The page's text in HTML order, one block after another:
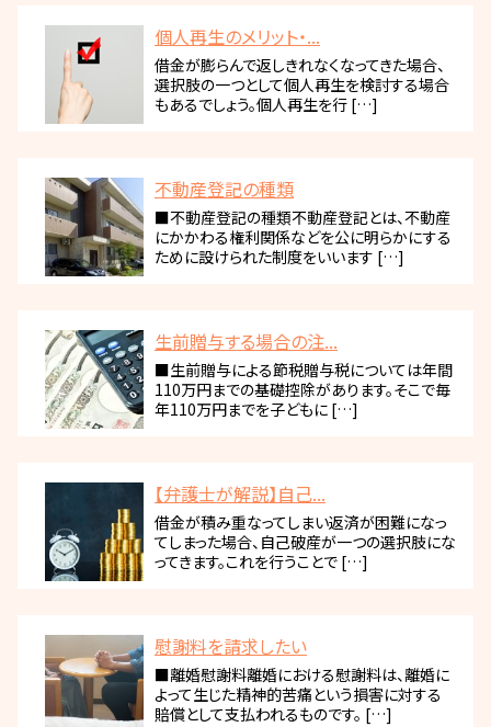
個人再生のメリット・...
借金が膨らんで返しきれなくなってきた場合、
選択肢の一つとして個人再生を検討する場合
もあるでしょう。個人再生を行 […]
不動産登記の種類
■不動産登記の種類不動産登記とは、不動産
にかかわる権利関係などを公に明らかにする
ために設けられた制度をいいます […]
生前贈与する場合の注...
■生前贈与による節税贈与税については年間
110万円までの基礎控除があります。そこで毎
年110万円までを子どもに […]
【弁護士が解説】自己...
借金が積み重なってしまい返済が困難になっ
てしまった場合、自己破産が一つの選択肢にな
ってきます。これを行うことで […]
慰謝料を請求したい
■離婚慰謝料離婚における慰謝料は、離婚に
よって生じた精神的苦痛という損害に対する
賠償として支払われるものです。 […]